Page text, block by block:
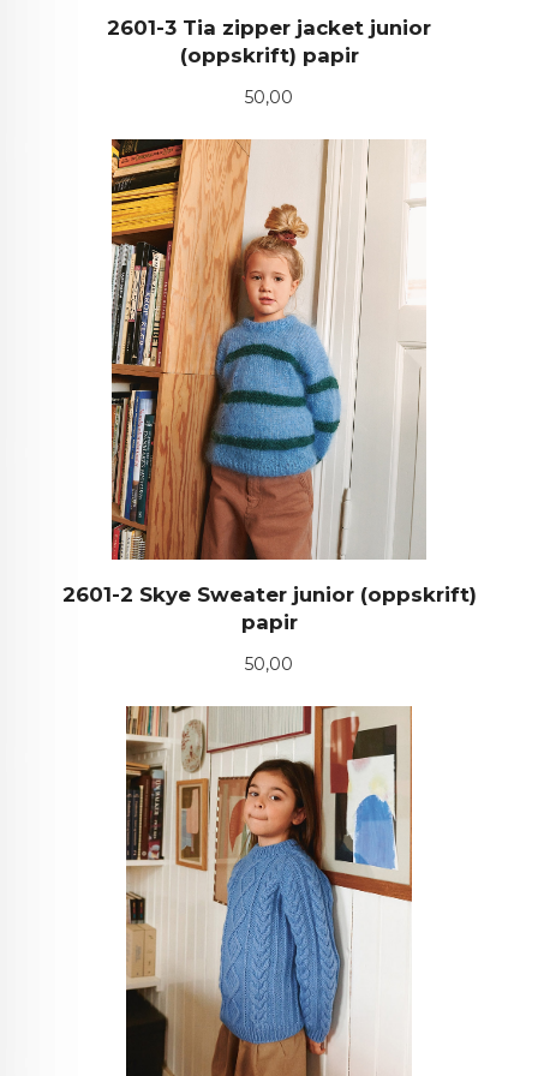
2601-3 Tia zipper jacket junior
(oppskrift) papir
Pris
50,00
2601-2 Skye Sweater junior (oppskrift)
papir
Pris
50,00